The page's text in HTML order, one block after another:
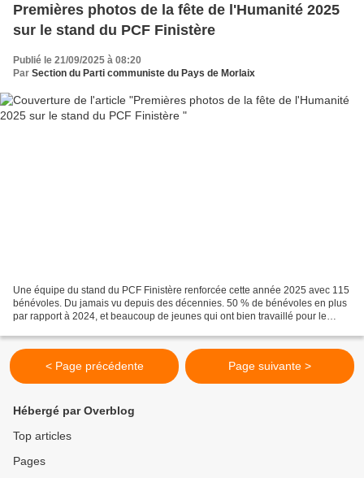
Premières photos de la fête de l'Humanité 2025
sur le stand du PCF Finistère
Publié le 21/09/2025 à 08:20
Par Section du Parti communiste du Pays de Morlaix
Une équipe du stand du PCF Finistère renforcée cette année 2025 avec 115
bénévoles. Du jamais vu depuis des décennies. 50 % de bénévoles en plus
par rapport à 2024, et beaucoup de jeunes qui ont bien travaillé pour le
< Page précédente Page suivante >
Hébergé par Overblog
Top articles
Pages